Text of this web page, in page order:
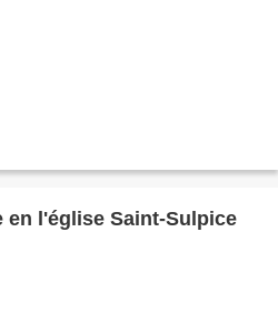
l'église Saint-Sulpice